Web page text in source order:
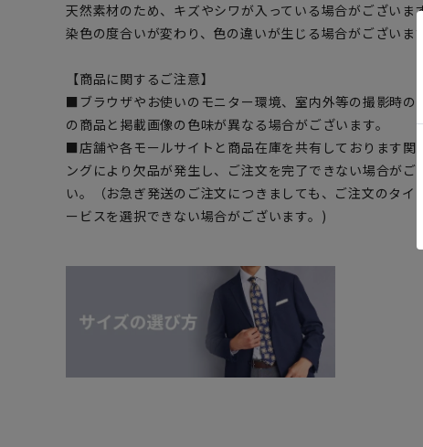
天然素材のため、キズやシワが入っている場合がございま
染色の度合いが変わり、色の違いが生じる場合がございます
【商品に関するご注意】
■ブラウザやお使いのモニター環境、室内外等の撮影時の
の商品と掲載画像の色味が異なる場合がございます。
■店舗や各モールサイトと商品在庫を共有しております関
ングにより欠品が発生し、ご注文を完了できない場合が
い。（お急ぎ発送のご注文につきましても、ご注文のタイ
ービスを選択できない場合がございます。)